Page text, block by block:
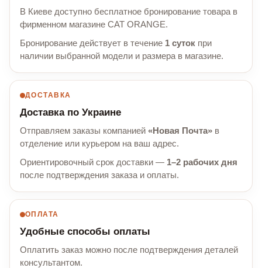
В Киеве доступно бесплатное бронирование товара в
фирменном магазине CAT ORANGE.
Бронирование действует в течение 1 суток при
наличии выбранной модели и размера в магазине.
ДОСТАВКА
Доставка по Украине
Отправляем заказы компанией «Новая Почта» в
отделение или курьером на ваш адрес.
Ориентировочный срок доставки — 1–2 рабочих дня
после подтверждения заказа и оплаты.
ОПЛАТА
Удобные способы оплаты
Оплатить заказ можно после подтверждения деталей
консультантом.